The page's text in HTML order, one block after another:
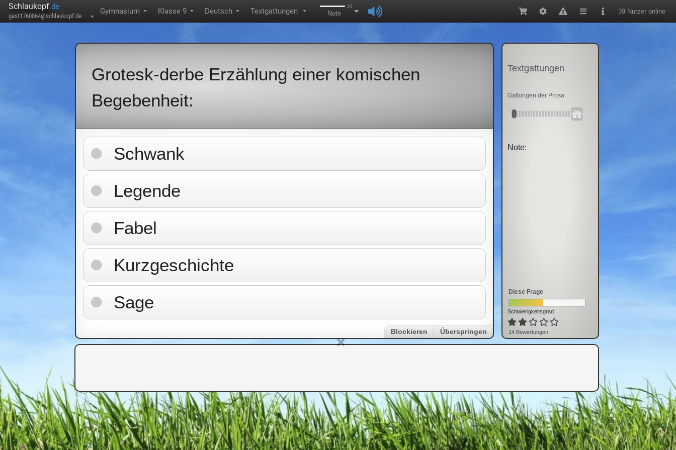
Schlaukopf.de
gast1760864@schlaukopf.de ▼
Gymnasium ▼ Klasse 9 ▼ Deutsch ▼ Textgattungen ▼
20
Note 39 Nutzer online
Grotesk-derbe Erzählung einer komischen
Begebenheit:
Schwank
Legende
Fabel
Kurzgeschichte
Sage
Blockieren Überspringen
Textgattungen
Gattungen der Prosa
Note:
Diese Frage
Schwierigkeitsgrad
14 Bewertungen